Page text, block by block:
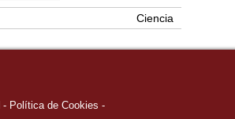
Ciencia
- Política de Cookies